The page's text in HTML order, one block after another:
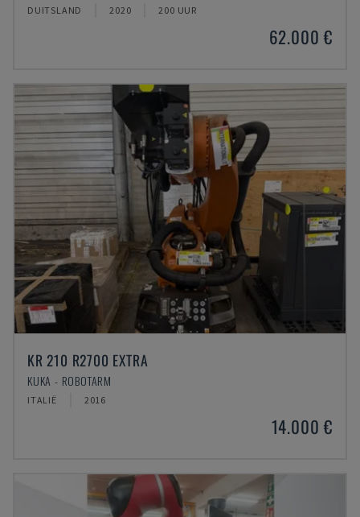
DUITSLAND 2020 200 UUR
62.000 €
KR 210 R2700 EXTRA
KUKA - ROBOTARM
ITALIË 2016
14.000 €